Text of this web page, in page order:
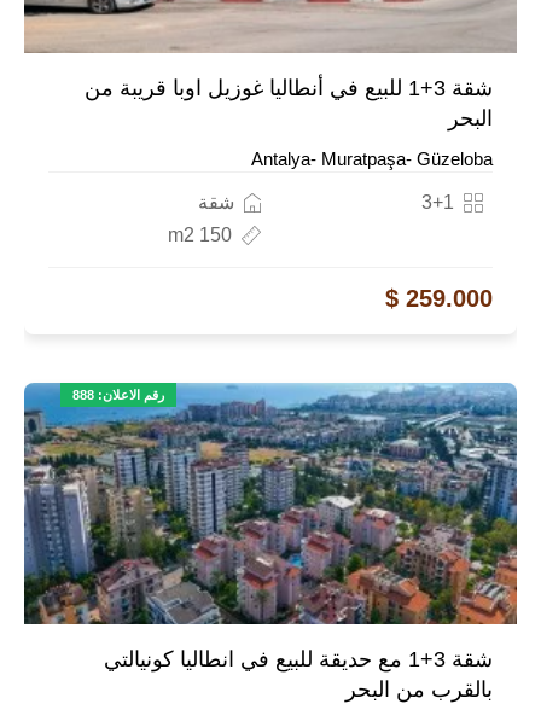
شقة 3+1 للبيع في أنطاليا غوزيل اوبا قريبة من
البحر
Antalya- Muratpaşa- Güzeloba
شقة
3+1
150 m2
259.000 $
رقم الاعلان: 888
شقة 3+1 مع حديقة للبيع في انطاليا كونيالتي
بالقرب من البحر